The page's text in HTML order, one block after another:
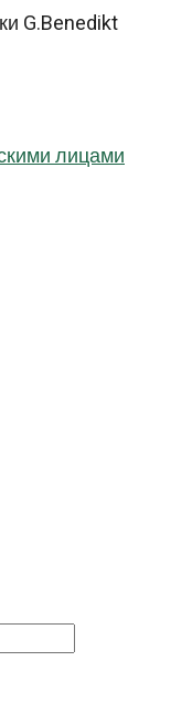
G.Benedikt
лицами